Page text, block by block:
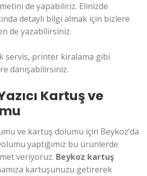
de yapabiliriz. Elinizde
detaylı bilgi almak için bizlere
de yazabilirsiniz.
servis, printer kiralama gibi
danışabilirsiniz.
Kartuş ve
ve kartuş dolumu için Beykoz’da
yaptığımız bu ürünlerde
veriyoruz. Beykoz kartuş
kartuşunuzu getirerek